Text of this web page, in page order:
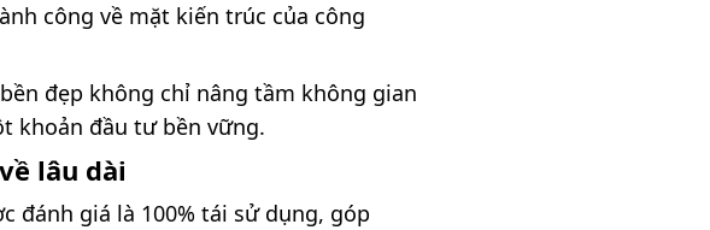
công về mặt kiến trúc của công
đẹp không chỉ nâng tầm không gian
khoản đầu tư bền vững.
lâu dài
đánh giá là 100% tái sử dụng, góp